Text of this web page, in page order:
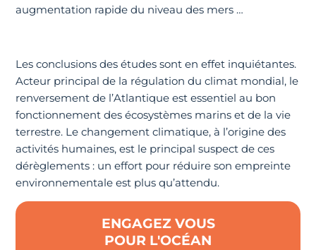
augmentation rapide du niveau des mers …
Les conclusions des études sont en effet inquiétantes.
Acteur principal de la régulation du climat mondial, le
renversement de l’Atlantique est essentiel au bon
fonctionnement des écosystèmes marins et de la vie
terrestre. Le changement climatique, à l’origine des
activités humaines, est le principal suspect de ces
dérèglements : un effort pour réduire son empreinte
environnementale est plus qu’attendu.
ENGAGEZ VOUS
POUR L'OCÉAN